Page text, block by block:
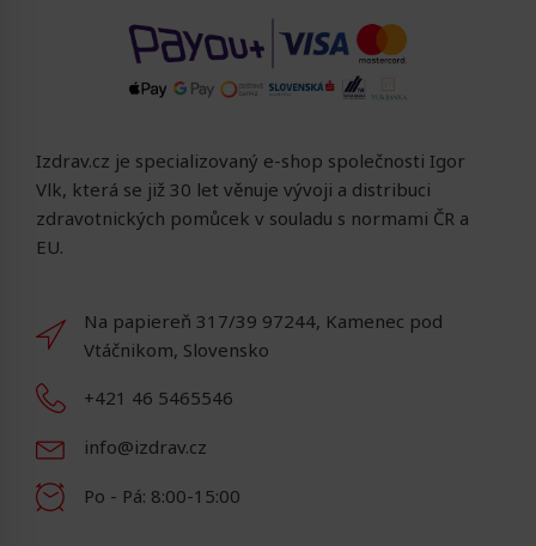
Izdrav.cz je specializovaný e-shop společnosti Igor
Vlk, která se již 30 let věnuje vývoji a distribuci
zdravotnických pomůcek v souladu s normami ČR a
EU.
Na papiereň 317/39 97244, Kamenec pod
Vtáčnikom, Slovensko
+421 46 5465546
info@izdrav.cz
Po - Pá: 8:00-15:00